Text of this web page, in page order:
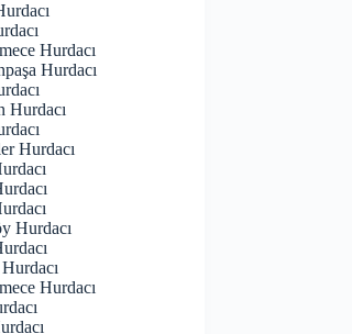
Hurdacı
Hurdacı
Hurdacı
Hurdacı
Hurdacı
Hurdacı